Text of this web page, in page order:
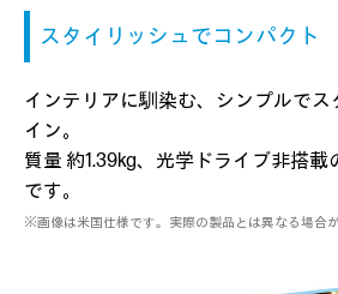
スタイリッシュでコンパクト
インテリアに馴染む、シンプルでス
イン。
質量 約1.39kg、光学ドライブ非搭載
です。
※画像は米国仕様です。実際の製品とは異なる場合が